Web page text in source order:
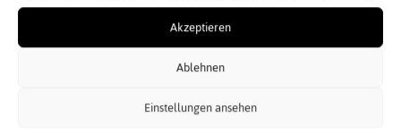
Akzeptieren
Ablehnen
Einstellungen ansehen